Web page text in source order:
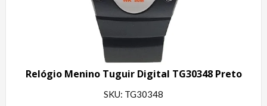
Relógio Menino Tuguir Digital TG30348 Preto
SKU: TG30348